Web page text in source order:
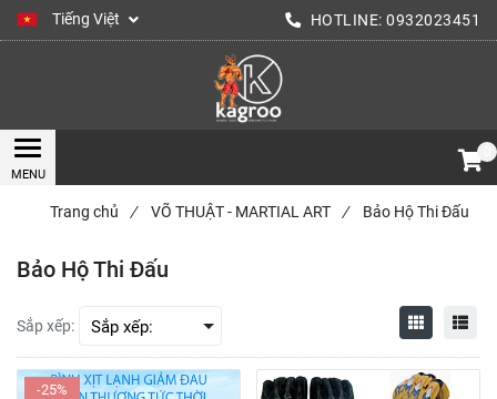
Tiếng Việt HOTLINE: 0932023451
Trang chủ / VÕ THUẬT - MARTIAL ART / Bảo Hộ Thi Đấu
Bảo Hộ Thi Đấu
Sắp xếp:
-25%